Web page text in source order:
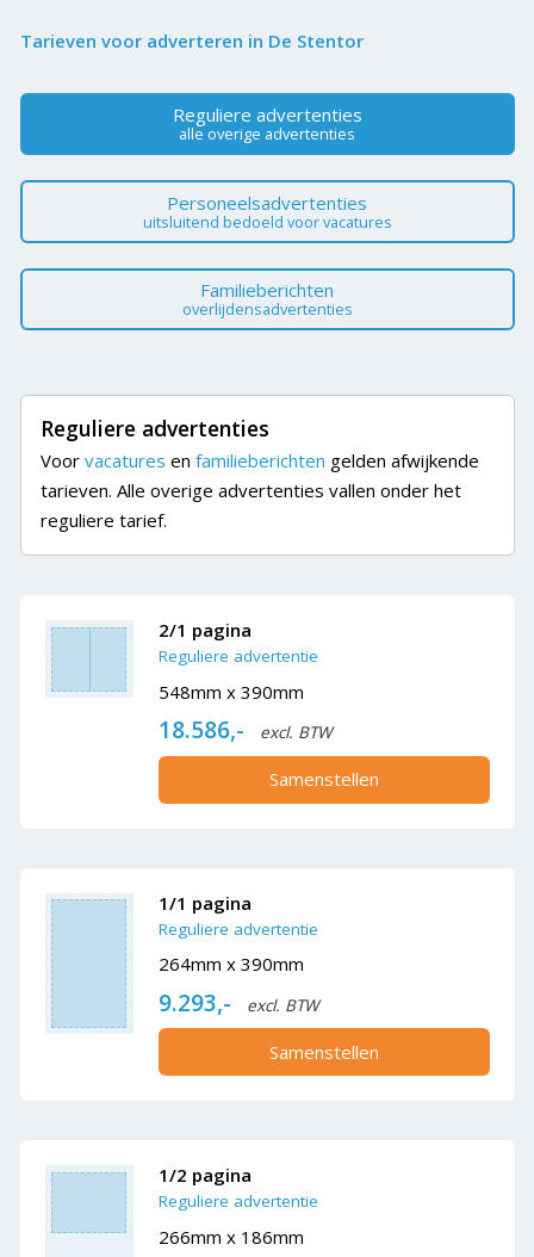
Tarieven voor adverteren in De Stentor
Reguliere advertenties
alle overige advertenties
Personeelsadvertenties
uitsluitend bedoeld voor vacatures
Familieberichten
overlijdensadvertenties
Reguliere advertenties
Voor vacatures en familieberichten gelden afwijkende
tarieven. Alle overige advertenties vallen onder het
reguliere tarief.
2/1 pagina
Reguliere advertentie
548mm x 390mm
18.586,- excl. BTW
Samenstellen
1/1 pagina
Reguliere advertentie
264mm x 390mm
9.293,- excl. BTW
Samenstellen
1/2 pagina
Reguliere advertentie
266mm x 186mm